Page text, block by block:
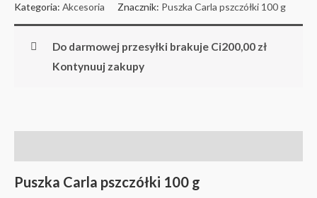
Kategoria: Akcesoria Znacznik: Puszka Carla pszczółki 100 g
Do darmowej przesyłki brakuje Ci200,00 zł
Kontynuuj zakupy
Puszka Carla pszczółki 100 g